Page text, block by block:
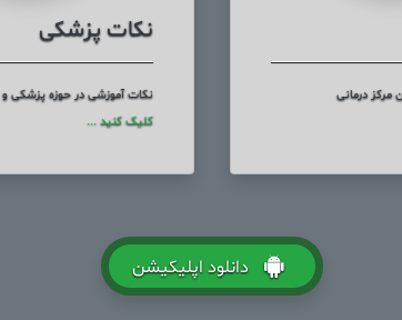
مرکز درمانی
نکات پزشکی
نکات آموزشی در حوزه پزشکی
کلیک کنید ...
دانلود اپلیکیشن